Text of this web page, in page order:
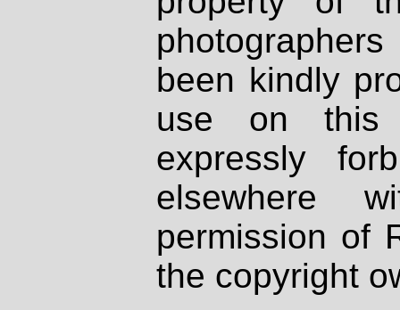
been kindly
use on
expressly
elsewhere
permission of
the copyright